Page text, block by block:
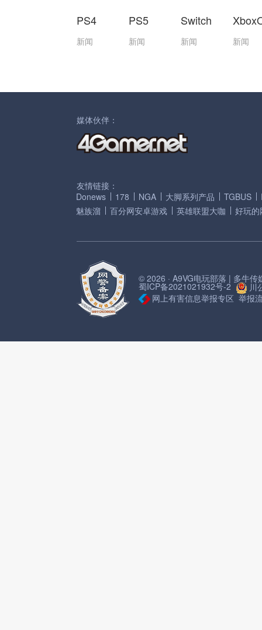
PS4
新闻
PS5
新闻
Switch
新闻 新闻
媒体伙伴：
友情链接：
Donews
178 NGA 大脚系列产品 TGBUS
魅族溜
百分网安卓游戏 英雄联盟大咖 好玩的
© 2026 · A9VG电玩部落 | 多牛传
蜀ICP备2021021932号-2
川
网上有害信息举报专区 举报